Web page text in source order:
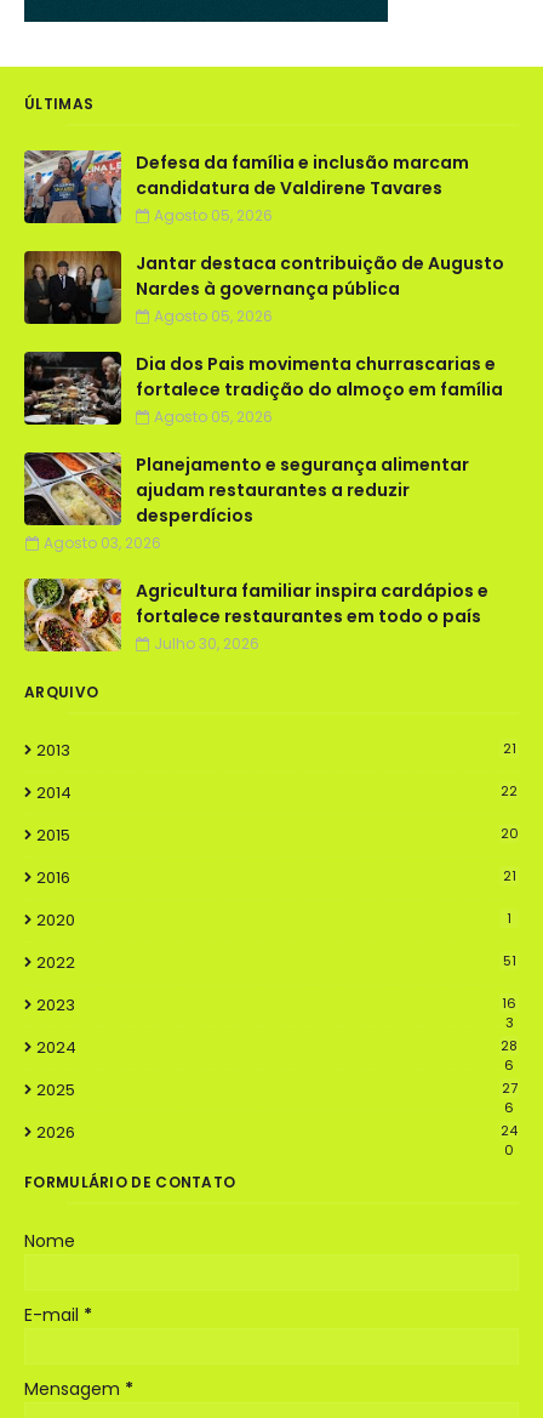
ÚLTIMAS
Defesa da família e inclusão marcam
candidatura de Valdirene Tavares
Agosto 05, 2026
Jantar destaca contribuição de Augusto
Nardes à governança pública
Agosto 05, 2026
Dia dos Pais movimenta churrascarias e
fortalece tradição do almoço em família
Agosto 05, 2026
Planejamento e segurança alimentar
ajudam restaurantes a reduzir
desperdícios
Agosto 03, 2026
Agricultura familiar inspira cardápios e
fortalece restaurantes em todo o país
Julho 30, 2026
ARQUIVO
2013 21
2014 22
2015 20
2016 21
2020 1
2022 51
2023
16
3
2024
28
6
2025
27
6
2026
24
0
FORMULÁRIO DE CONTATO
Nome
E-mail *
Mensagem *